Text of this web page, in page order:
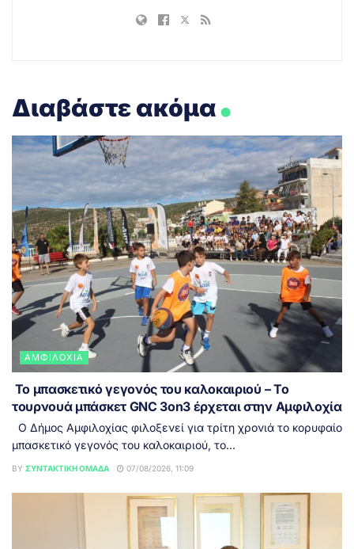
Διαβάστε ακόμα.
ΑΜΦΙΛΟΧΊΑ
Το μπασκετικό γεγονός του καλοκαιριού – Το
τουρνουά μπάσκετ GNC 3on3 έρχεται στην Αμφιλοχία
Ο Δήμος Αμφιλοχίας φιλοξενεί για τρίτη χρονιά το κορυφαίο
μπασκετικό γεγονός του καλοκαιριού, το...
BY ΣΥΝΤΑΚΤΙΚΉ ΟΜΆΔΑ 07/08/2026, 11:09